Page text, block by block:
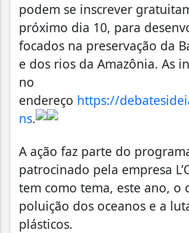
podem se inscrever
próximo dia 10, para
focados na preservação da
e dos rios da Amazônia. As
no
endereço https://
ns.
A ação faz parte do
patrocinado pela empresa
tem como tema, este ano, o
poluição dos oceanos e a
plásticos.